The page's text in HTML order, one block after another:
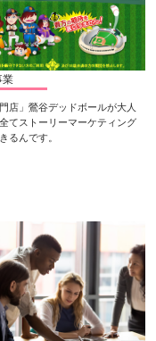
業
店」鶯谷デッドボールが大人
てストーリーマーケティング
るんです。